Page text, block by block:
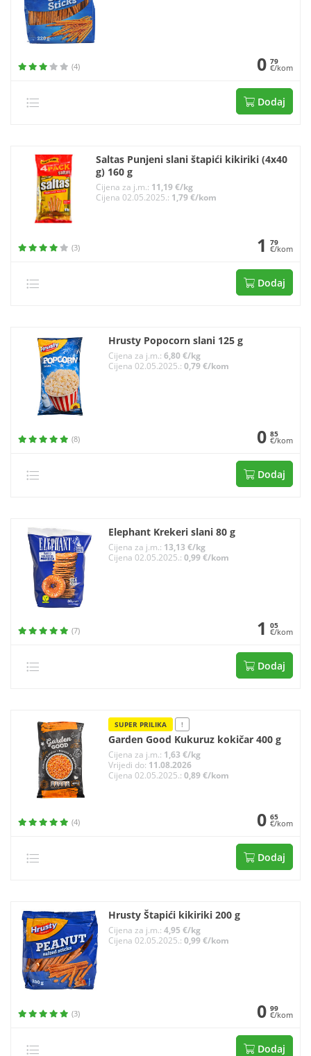
(4) 0 79
€/kom
Dodaj
Saltas Punjeni slani štapići kikiriki (4x40
g) 160 g
Cijena za j.m.: 11,19 €/kg
Cijena 02.05.2025.: 1,79 €/kom
(3) 1 79
€/kom
Dodaj
Hrusty Popocorn slani 125 g
Cijena za j.m.: 6,80 €/kg
Cijena 02.05.2025.: 0,79 €/kom
(8) 0 85
€/kom
Dodaj
Elephant Krekeri slani 80 g
Cijena za j.m.: 13,13 €/kg
Cijena 02.05.2025.: 0,99 €/kom
(7) 1 05
€/kom
Dodaj
SUPER PRILIKA !
Garden Good Kukuruz kokičar 400 g
Cijena za j.m.: 1,63 €/kg
Vrijedi do: 11.08.2026
Cijena 02.05.2025.: 0,89 €/kom
(4) 0 65
€/kom
Dodaj
Hrusty Štapići kikiriki 200 g
Cijena za j.m.: 4,95 €/kg
Cijena 02.05.2025.: 0,99 €/kom
(3) 0 99
€/kom
Dodaj